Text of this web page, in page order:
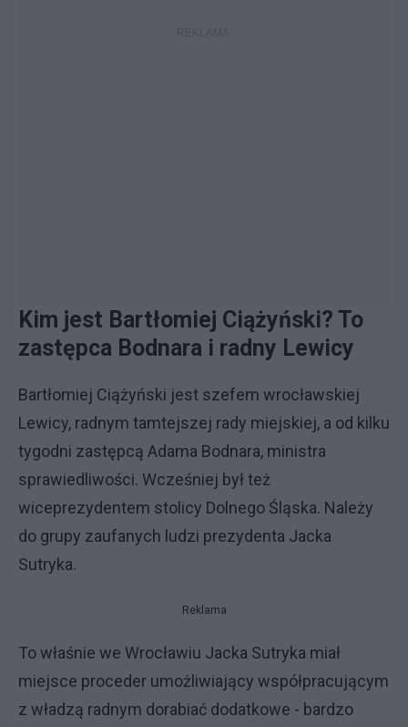
Kim jest Bartłomiej Ciążyński? To
zastępca Bodnara i radny Lewicy
Bartłomiej Ciążyński jest szefem wrocławskiej
Lewicy, radnym tamtejszej rady miejskiej, a od kilku
tygodni zastępcą Adama Bodnara, ministra
sprawiedliwości. Wcześniej był też
wiceprezydentem stolicy Dolnego Śląska. Należy
do grupy zaufanych ludzi prezydenta Jacka
Sutryka.
Reklama
To właśnie we Wrocławiu Jacka Sutryka miał
miejsce proceder umożliwiający współpracującym
z władzą radnym dorabiać dodatkowe - bardzo